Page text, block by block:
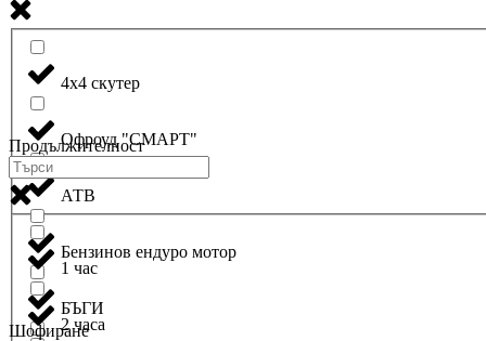
4х4 скутер
Oфроуд "СМАРТ"
АТВ
Бензинов ендуро мотор
БЪГИ
Продължителност
1 час
2 часа
Шофиране